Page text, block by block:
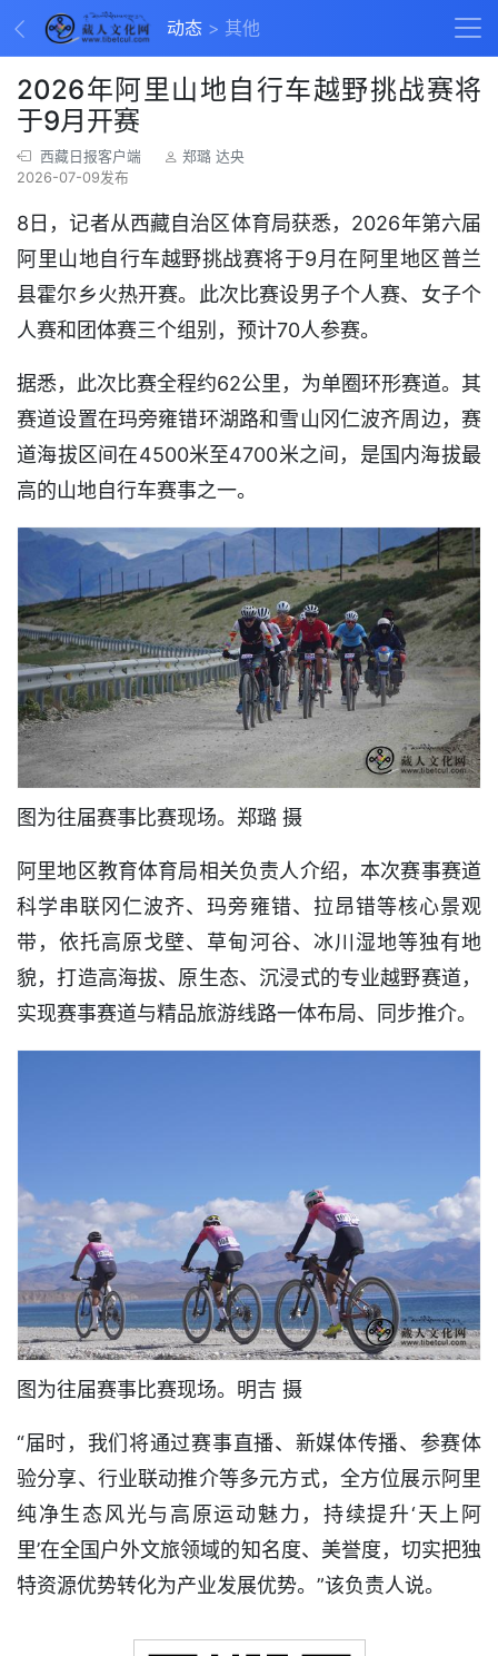
动态 其他
2026年阿里山地自行车越野挑战赛将
于9月开赛
西藏日报客户端
郑璐 达央
2026-07-09发布
8日，记者从西藏自治区体育局获悉，2026年第六届
阿里山地自行车越野挑战赛将于9月在阿里地区普兰
县霍尔乡火热开赛。此次比赛设男子个人赛、女子个
人赛和团体赛三个组别，预计70人参赛。
据悉，此次比赛全程约62公里，为单圈环形赛道。其
赛道设置在玛旁雍错环湖路和雪山冈仁波齐周边，赛
道海拔区间在4500米至4700米之间，是国内海拔最
高的山地自行车赛事之一。
图为往届赛事比赛现场。郑璐 摄
阿里地区教育体育局相关负责人介绍，本次赛事赛道
科学串联冈仁波齐、玛旁雍错、拉昂错等核心景观
带，依托高原戈壁、草甸河谷、冰川湿地等独有地
貌，打造高海拔、原生态、沉浸式的专业越野赛道，
实现赛事赛道与精品旅游线路一体布局、同步推介。
图为往届赛事比赛现场。明吉 摄
“届时，我们将通过赛事直播、新媒体传播、参赛体
验分享、行业联动推介等多元方式，全方位展示阿里
纯净生态风光与高原运动魅力，持续提升‘天上阿
里’在全国户外文旅领域的知名度、美誉度，切实把独
特资源优势转化为产业发展优势。”该负责人说。